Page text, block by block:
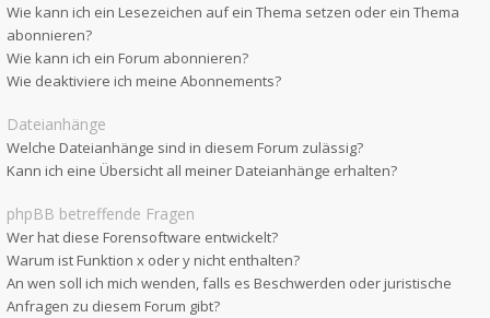
Wie kann ich ein Lesezeichen auf ein Thema setzen oder ein Thema
abonnieren?
Wie kann ich ein Forum abonnieren?
Wie deaktiviere ich meine Abonnements?
Dateianhänge
Welche Dateianhänge sind in diesem Forum zulässig?
Kann ich eine Übersicht all meiner Dateianhänge erhalten?
phpBB betreffende Fragen
Wer hat diese Forensoftware entwickelt?
Warum ist Funktion x oder y nicht enthalten?
An wen soll ich mich wenden, falls es Beschwerden oder juristische
Anfragen zu diesem Forum gibt?